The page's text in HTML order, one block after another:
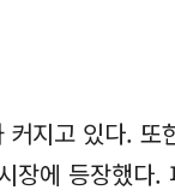
지고 있다.
에 등장했다